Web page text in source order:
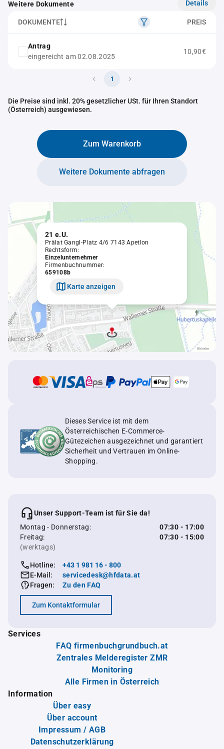
Weitere Dokumente Details
DOKUMENTE PREIS
Antrag
eingereicht am 02.08.2025
10,90€
1
Die Preise sind inkl. 20% gesetzlicher USt. für Ihren Standort
(Österreich) ausgewiesen.
Zum Warenkorb
Weitere Dokumente abfragen
21 e.U.
Prälat Gangl-Platz 4/6 7143 Apetlon
Rechtsform:
Einzelunternehmer
Firmenbuchnummer:
659108b
Karte anzeigen
Dieses Service ist mit dem
Österreichischen E-Commerce-
Gütezeichen ausgezeichnet und garantiert
Sicherheit und Vertrauen im Online-
Shopping.
Unser Support-Team ist für Sie da!
Montag - Donnerstag:
07:30 - 17:00
Freitag:
07:30 - 15:00
(werktags)
Hotline:
+43 1 981 16 - 800
E-Mail:
servicedesk@hfdata.at
Fragen:
Zu den FAQ
Zum Kontaktformular
Services
FAQ firmenbuchgrundbuch.at
Zentrales Melderegister ZMR
Monitoring
Alle Firmen in Österreich
Information
Über easy
Über account
Impressum / AGB
Datenschutzerklärung